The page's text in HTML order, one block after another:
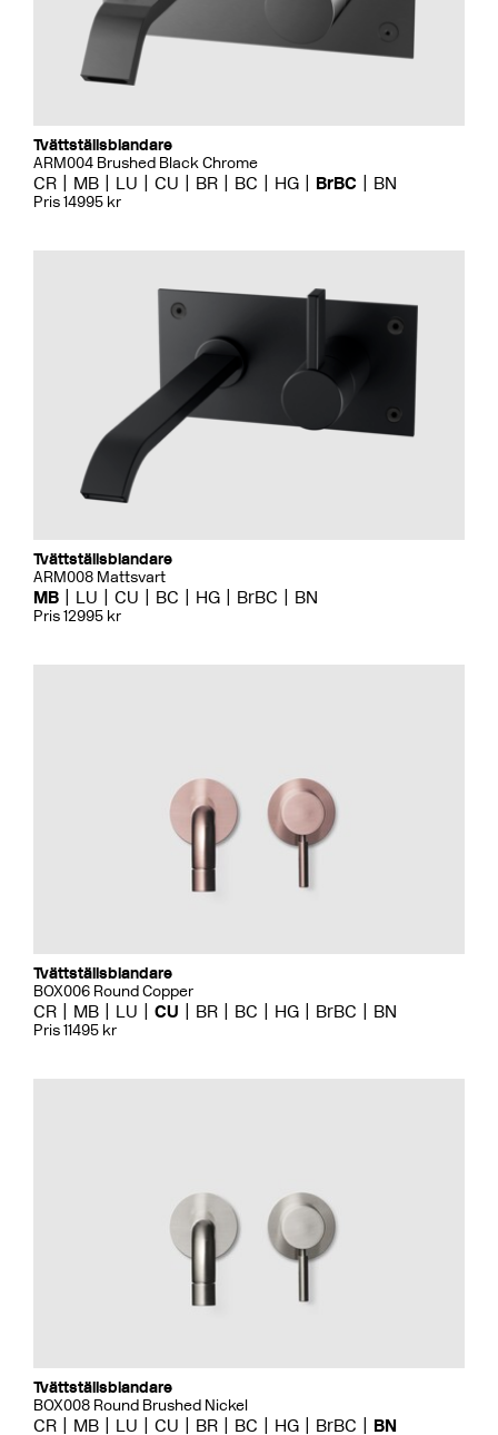
Tvättställsblandare
ARM004 Brushed Black Chrome
CR MB LU CU BR BC HG BrBC BN
Pris 14995 kr
Tvättställsblandare
ARM008 Mattsvart
MB LU CU BC HG BrBC BN
Pris 12995 kr
Tvättställsblandare
BOX006 Round Copper
CR MB LU CU BR BC HG BrBC BN
Pris 11495 kr
Tvättställsblandare
BOX008 Round Brushed Nickel
CR MB LU CU BR BC HG BrBC BN